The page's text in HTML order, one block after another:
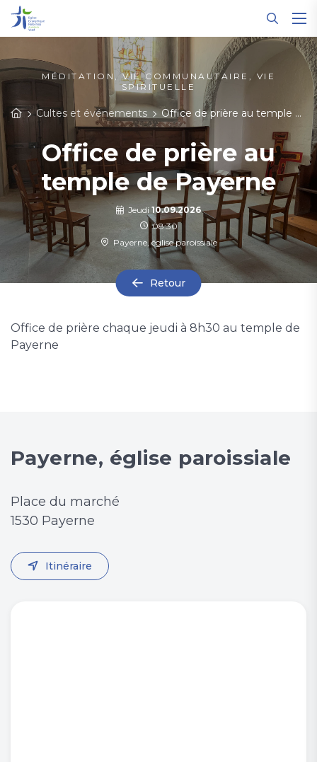
MÉDITATION, VIE COMMUNAUTAIRE, VIE
SPIRITUELLE
Cultes et événements Office de prière au temple de Payerne
Office de prière au
temple de Payerne
Jeudi 10.09.2026
08:30
Payerne, église paroissiale
Retour
Office de prière chaque jeudi à 8h30 au temple de
Payerne
Payerne, église paroissiale
Place du marché
1530 Payerne
Itinéraire
Panneau de gestion des cookies